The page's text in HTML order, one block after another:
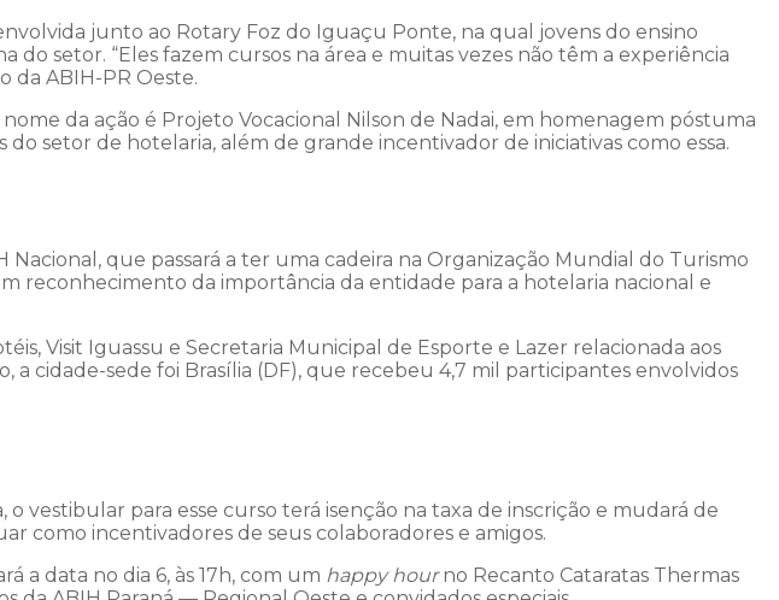
junto ao Rotary Foz do Iguaçu Ponte, na qual jovens do ensino
setor. “Eles fazem cursos na área e muitas vezes não têm a experiência
da ABIH-PR Oeste.
da ação é Projeto Vocacional Nilson de Nadai, em homenagem póstuma
setor de hotelaria, além de grande incentivador de iniciativas como essa.
que passará a ter uma cadeira na Organização Mundial do Turismo
reconhecimento da importância da entidade para a hotelaria nacional e
Visit Iguassu e Secretaria Municipal de Esporte e Lazer relacionada aos
cidade-sede foi Brasília (DF), que recebeu 4,7 mil participantes envolvidos
vestibular para esse curso terá isenção na taxa de inscrição e mudará de
como incentivadores de seus colaboradores e amigos.
a data no dia 6, às 17h, com um happy hourno Recanto Cataratas Thermas